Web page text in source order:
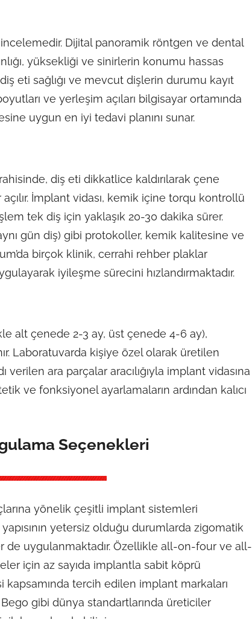
Dijital panoramik röntgen ve dental
yüksekliği ve sinirlerin konumu hassas
eti sağlığı ve mevcut dişlerin durumu kayıt
ve yerleşim açıları bilgisayar ortamında
uygun en iyi tedavi planını sunar.
diş eti dikkatlice kaldırılarak çene
İmplant vidası, kemik içine torqu kontrollü
tek diş için yaklaşık 20-30 dakika sürer.
gün diş) gibi protokoller, kemik kalitesine ve
birçok klinik, cerrahi rehber plaklar
iyileşme sürecini hızlandırmaktadır.
alt çenede 2-3 ay, üst çenede 4-6 ay),
Laboratuvarda kişiye özel olarak üretilen
ara parçalar aracılığıyla implant vidasına
ve fonksiyonel ayarlamaların ardından kalıcı
Seçenekleri
yönelik çeşitli implant sistemleri
yetersiz olduğu durumlarda zigomatik
uygulanmaktadır. Özellikle all-on-four ve all-
için az sayıda implantla sabit köprü
tercih edilen implant markaları
gibi dünya standartlarında üreticiler